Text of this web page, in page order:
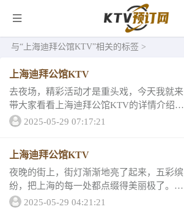
与“上海迪拜公馆KTV”相关的标签 >
上海迪拜公馆KTV
去夜场，精彩活动才是重头戏，今天我就来
带大家看看上海迪拜公馆KTV的详情介绍
吧！让你在黑夜中找到自己的方向，小编已
娱...
2025-05-29 07:17:21
上海迪拜公馆KTV
夜晚的街上，街灯渐渐地亮了起来，五彩缤
纷，把上海的每一处都点缀得美丽极了。行
人人来人往，熙熙攘攘。这里人们的生活多
2025-05-29 04:21:21